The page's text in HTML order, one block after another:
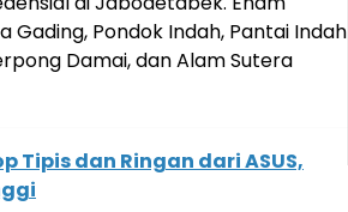
Pondok Indah, Pantai Indah
Damai, dan Alam Sutera
Tipis dan Ringan dari ASUS,